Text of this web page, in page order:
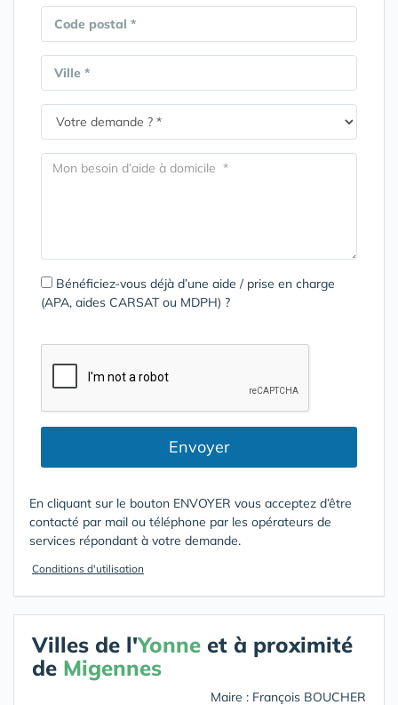
Code postal *
Ville *
Bénéficiez-vous déjà d’une aide / prise en charge
(APA, aides CARSAT ou MDPH) ?
Envoyer
En cliquant sur le bouton ENVOYER vous acceptez d’être
contacté par mail ou téléphone par les opérateurs de
services répondant à votre demande.
Conditions d'utilisation
Villes de l'Yonne et à proximité
de Migennes
Maire : François BOUCHER